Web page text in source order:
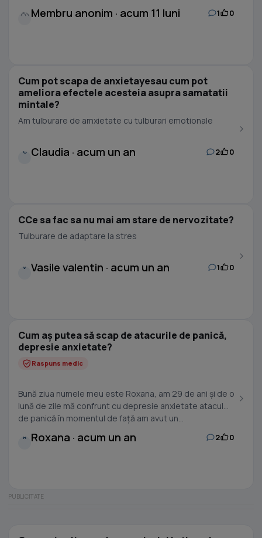
Membru anonim · acum 11 luni 1 0
Cum pot scapa de anxietayesau cum pot
ameliora efectele acesteia asupra samatatii
mintale?
Am tulburare de amxietate cu tulburari emotionale
C Claudia · acum un an 2 0
CCe sa fac sa nu mai am stare de nervozitate?
Tulburare de adaptare la stres
V Vasile valentin · acum un an 1 0
Cum aș putea să scap de atacurile de panică,
depresie anxietate?
Raspuns medic
Bună ziua numele meu este Roxana, am 29 de ani și de o
lună de zile mă confrunt cu depresie anxietate atacul
de panică în momentul de față am avut un...
R Roxana · acum un an 2 0